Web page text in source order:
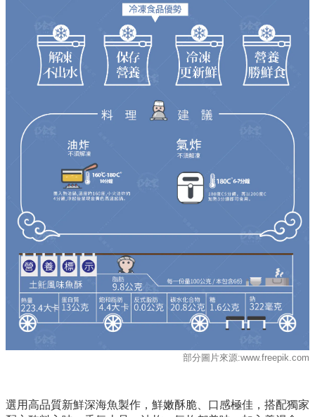
部分圖片來源:www.freepik.com
選用高品質新鮮深海魚製作 ，鮮嫩酥脆、口感極佳，搭配獨家